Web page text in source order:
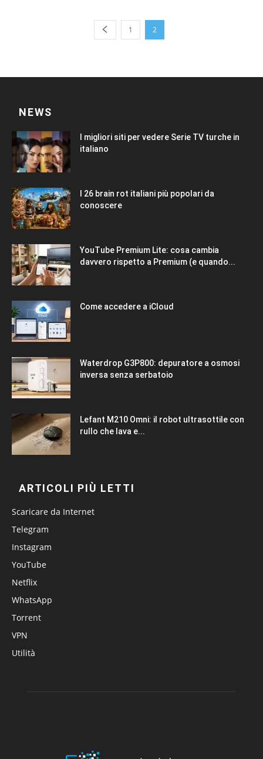
1 2
NEWS
I migliori siti per vedere Serie TV turche in
italiano
I 26 brain rot italiani più popolari da
conoscere
YouTube Premium Lite: cosa cambia
davvero rispetto a Premium (e quando...
Come accedere a iCloud
Waterdrop G3P800: depuratore a osmosi
inversa senza serbatoio
Lefant M210 Omni: il robot ultrasottile con
rullo che lava e...
ARTICOLI PIÙ LETTI
Scaricare da Internet
Telegram
Instagram
YouTube
Netflix
WhatsApp
Torrent
VPN
Utilità